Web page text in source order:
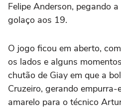
Felipe Anderson, pegando
golaço aos 19.
O jogo ficou em aberto,
os lados e alguns
chutão de Giay em que a
Cruzeiro, gerando
amarelo para o técnico